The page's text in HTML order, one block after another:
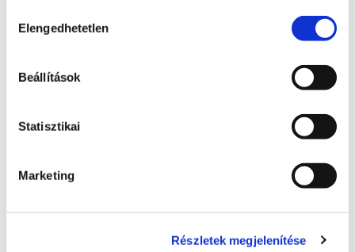
kiválasztása
Elengedhetetlen
Beállítások
Statisztikai
Marketing
Részletek megjelenítése